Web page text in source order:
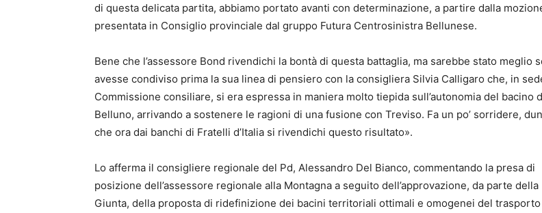
di questa delicata partita, abbiamo portato avanti con determinazione, a partire dalla
presentata in Consiglio provinciale dal gruppo Futura Centrosinistra Bellunese.
Bene che l’assessore Bond rivendichi la bontà di questa battaglia, ma sarebbe stato meglio
avesse condiviso prima la sua linea di pensiero con la consigliera Silvia Calligaro che, in
Commissione consiliare, si era espressa in maniera molto tiepida sull’autonomia del bacino
Belluno, arrivando a sostenere le ragioni di una fusione con Treviso. Fa un po’ sorridere,
che ora dai banchi di Fratelli d’Italia si rivendichi questo risultato».
Lo afferma il consigliere regionale del Pd, Alessandro Del Bianco, commentando la presa di
posizione dell’assessore regionale alla Montagna a seguito dell’approvazione, da parte della
Giunta, della proposta di ridefinizione dei bacini territoriali ottimali e omogenei del trasporto